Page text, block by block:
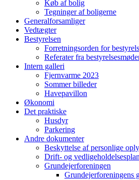
Køb af bolig
Tegninger af boligerne
Generalforsamliger
Vedtægter
Bestyrelsen
Forretningsorden for
Referater fra
Intern galleri
Fjernvarme 2023
Sommer billeder
Havepavillon
Økonomi
Det praktiske
Husdyr
Parkering
Andre dokumenter
Beskyttelse af personlige
Drift- og
Grundejerforeningen
Grundejerforeningens